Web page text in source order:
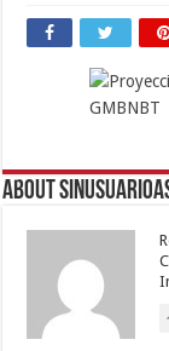
About